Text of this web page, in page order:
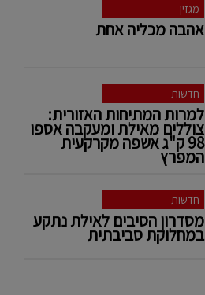
מגזין
אהבה מכליה אחת
חדשות
למרות המתיחות האזורית:
צוללים מאילת ומעקבה אספו
98 ק"ג אשפה מקרקעית
המפרץ
חדשות
מסדרון הסיבים לאילת נתקע
במחלוקת סביבתית